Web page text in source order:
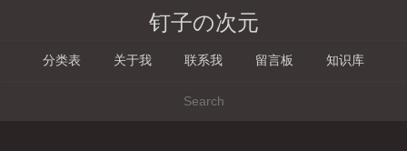
钉子の次元
分类表 关于我 联系我 留言板 知识库